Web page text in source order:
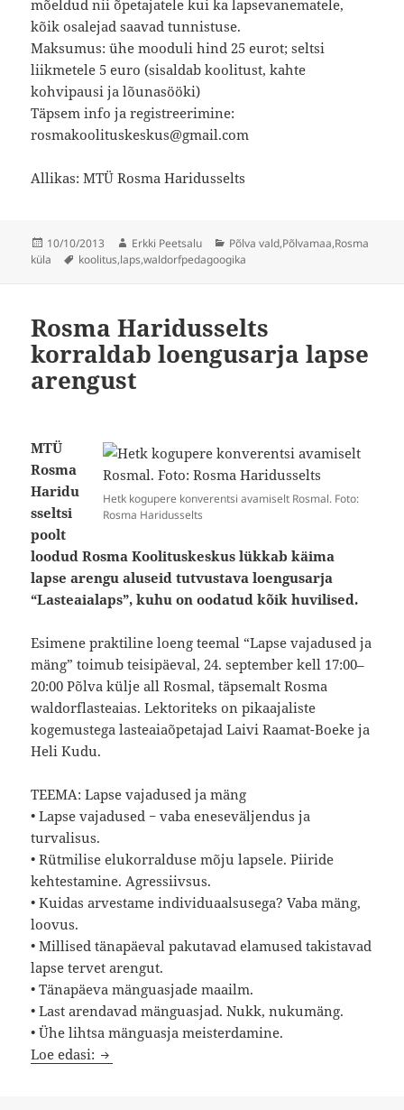
mõeldud nii õpetajatele kui ka lapsevanematele,
kõik osalejad saavad tunnistuse.
Maksumus: ühe mooduli hind 25 eurot; seltsi
liikmetele 5 euro (sisaldab koolitust, kahte
kohvipausi ja lõunasööki)
Täpsem info ja registreerimine:
rosmakoolituskeskus@gmail.com
Allikas: MTÜ Rosma Haridusselts
Postitatud
10/10/2013 Autor
Erkki Peetsalu Rubriigid
Põlva vald,Põlvamaa,Rosma
küla
Sildid
koolitus,laps,waldorfpedagoogika
Rosma Haridusselts
korraldab loengusarja lapse
arengust
Hetk kogupere konverentsi avamiselt Rosmal. Foto:
Rosma Haridusselts
MTÜ
Rosma
Haridu
sseltsi
poolt
loodud Rosma Koolituskeskus lükkab käima
lapse arengu aluseid tutvustava loengusarja
“Lasteaialaps”, kuhu on oodatud kõik huvilised.
Esimene praktiline loeng teemal “Lapse vajadused ja
mäng” toimub teisipäeval, 24. september kell 17:00–
20:00 Põlva külje all Rosmal, täpsemalt Rosma
waldorflasteaias. Lektoriteks on pikaajaliste
kogemustega lasteaiaõpetajad Laivi Raamat-Boeke ja
Heli Kudu.
TEEMA: Lapse vajadused ja mäng
• Lapse vajadused − vaba eneseväljendus ja
turvalisus.
• Rütmilise elukorralduse mõju lapsele. Piiride
kehtestamine. Agressiivsus.
• Kuidas arvestame individuaalsusega? Vaba mäng,
loovus.
• Millised tänapäeval pakutavad elamused takistavad
lapse tervet arengut.
• Tänapäeva mänguasjade maailm.
• Last arendavad mänguasjad. Nukk, nukumäng.
• Ühe lihtsa mänguasja meisterdamine.
Loe edasi: Rosma Haridusselts korraldab loengusarja